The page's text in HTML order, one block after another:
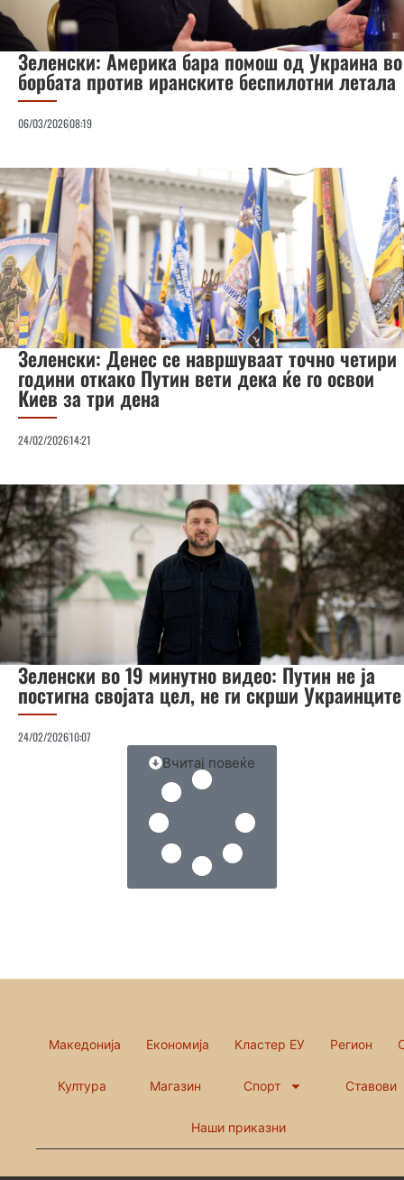
Зеленски: Америка бара помош од Украина во
борбата против иранските беспилотни летала
06/03/202608:19
Зеленски: Денес се навршуваат точно четири
години откако Путин вети дека ќе го освои
Киев за три дена
24/02/202614:21
Зеленски во 19 минутно видео: Путин не ја
постигна својата цел, не ги скрши Украинците
24/02/202610:07
Вчитај повеќе
Македонија Економија Кластер ЕУ Регион
Култура Магазин Спорт Ставови
Наши приказни